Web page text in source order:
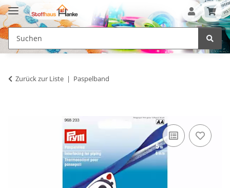
Zurück zur Liste Paspelband